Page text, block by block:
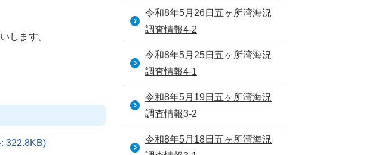
します。
322.8KB)
令和8年5月26日五ヶ所湾海況
調査情報4-2
令和8年5月25日五ヶ所湾海況
調査情報4-1
令和8年5月19日五ヶ所湾海況
調査情報3-2
令和8年5月18日五ヶ所湾海況